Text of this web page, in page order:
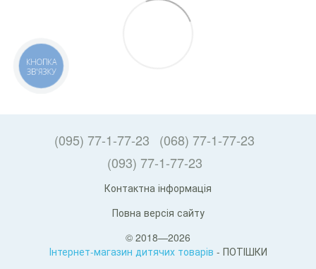
(095) 77-1-77-23
(068) 77-1-77-23
(093) 77-1-77-23
Контактна інформація
Повна версія сайту
© 2018—2026
Інтернет-магазин дитячих товарів - ПОТІШКИ
КНОПКА
ЗВ'ЯЗКУ